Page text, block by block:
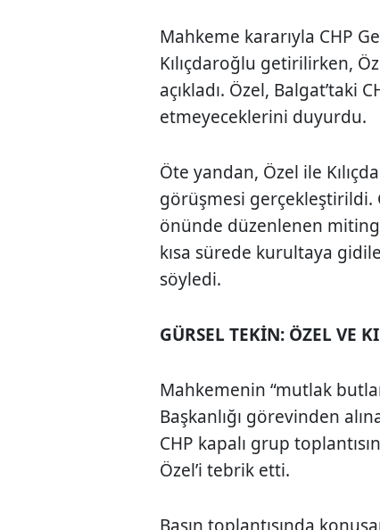
Mahkeme kararıyla CHP
Kılıçdaroğlu getirilirken,
açıkladı. Özel, Balgat’taki
etmeyeceklerini duyurdu.
Öte yandan, Özel ile
görüşmesi gerçekleştirildi.
önünde düzenlenen
kısa sürede kurultaya
söyledi.
GÜRSEL TEKİN: ÖZEL VE
Mahkemenin “mutlak
Başkanlığı görevinden
CHP kapalı grup
Özel’i tebrik etti.